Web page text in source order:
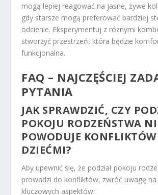
mogą lepiej reagować na jasne, żywe
gdy starsze mogą preferować bardziej
odcienie. Eksperymentuj z różnymi
stworzyć przestrzeń, która będzie
funkcjonalna.
FAQ – NAJCZĘŚCIEJ
PYTANIA
JAK SPRAWDZIĆ, CZY
POKOJU RODZEŃSTWA
POWODUJE
DZIEĆMI?
Aby upewnić się, że podział pokoju
prowadzi do konfliktów, zwróć uwagę na
kluczowych aspektów: